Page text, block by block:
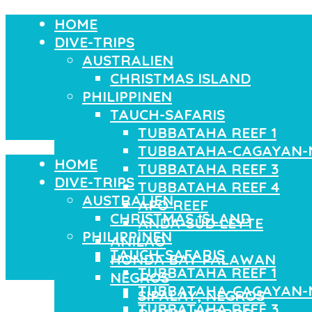
HOME
DIVE-TRIPS
AUSTRALIEN
CHRISTMAS ISLAND
PHILIPPINEN
TAUCH-SAFARIS
TUBBATAHA REEF 1
TUBBATAHA-CAGAYAN-
TUBBATAHA REEF 3
TUBBATAHA REEF 4
APO REEF
ANDA-SÜD LEYTE
ANILAO
HONDA BAY PALAWAN
NEGROS
SIPALAY, NEGROS
HOME
DIVE-TRIPS
AUSTRALIEN
CHRISTMAS ISLAND
PHILIPPINEN
TAUCH-SAFARIS
TUBBATAHA REEF 1
TUBBATAHA-CAGAYAN-
TUBBATAHA REEF 3